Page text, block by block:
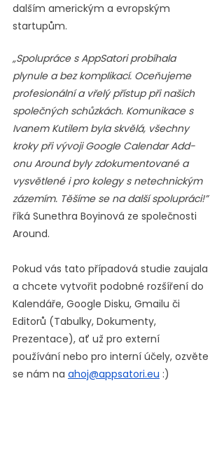
dalším americkým a evropským
startupům.
„Spolupráce s AppSatori probíhala
plynule a bez komplikací. Oceňujeme
profesionální a vřelý přístup při našich
společných schůzkách. Komunikace s
Ivanem Kutilem byla skvělá, všechny
kroky při vývoji Google Calendar Add-
onu Around byly zdokumentované a
vysvětlené i pro kolegy s netechnickým
zázemím. Těšíme se na další spolupráci!”
říká Sunethra Boyinová ze společnosti
Around.
Pokud vás tato případová studie zaujala
a chcete vytvořit podobné rozšíření do
Kalendáře, Google Disku, Gmailu či
Editorů (Tabulky, Dokumenty,
Prezentace), ať už pro externí
používání nebo pro interní účely, ozvěte
se nám na ahoj@appsatori.eu :)